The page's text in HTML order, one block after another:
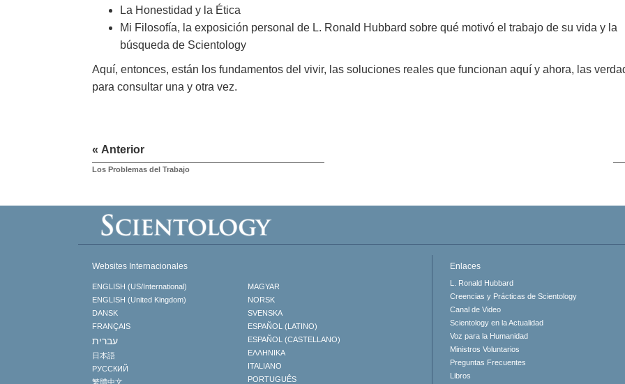
La Honestidad y la Ética
Mi Filosofía, la exposición personal de L. Ronald Hubbard sobre qué motivó el trabajo de su vida y la
búsqueda de Scientology
Aquí, entonces, están los fundamentos del vivir, las soluciones reales que funcionan aquí y ahora, las
para consultar una y otra vez.
« Anterior
Los Problemas del Trabajo
Websites Internacionales
ENGLISH (US/International)
ENGLISH (United Kingdom)
DANSK
FRANÇAIS
עברית
日本語
РУССКИЙ
繁體中文
MAGYAR
NORSK
SVENSKA
ESPAÑOL (LATINO)
ESPAÑOL (CASTELLANO)
ΕΛΛΗΝΙΚA
ITALIANO
PORTUGUÊS
Enlaces
L. Ronald Hubbard
Creencias y Prácticas de Scientology
Canal de Video
Scientology en la Actualidad
Voz para la Humanidad
Ministros Voluntarios
Preguntas Frecuentes
Libros